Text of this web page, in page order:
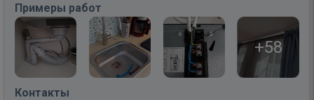
Примеры работ
+58
Контакты